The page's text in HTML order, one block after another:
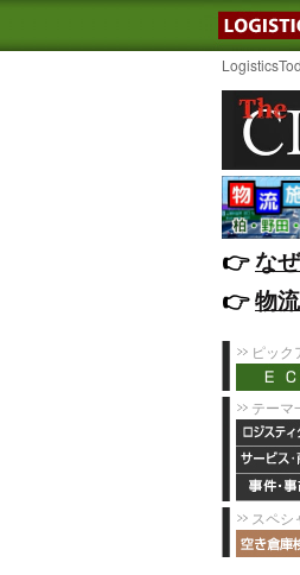
👉️な
👉️物
ピック
テーマ
スペシ